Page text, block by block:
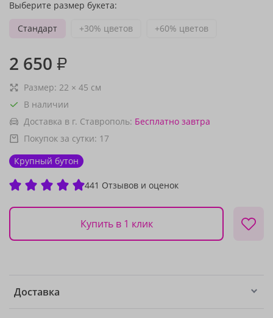
Выберите размер букета:
Стандарт
+30% цветов +60% цветов
2 650 ₽
Размер: 22 × 45 см
В наличии
Доставка в г. Ставрополь: Бесплатно завтра
Покупок за сутки: 17
Крупный бутон
441 Отзывов и оценок
Купить в 1 клик
Доставка